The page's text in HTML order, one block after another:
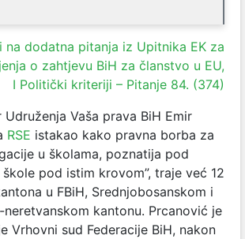
na dodatna pitanja iz Upitnika EK za
o zahtjevu BiH za članstvo u EU,
I Politički kriteriji – Pitanje 84. (374)
Vaša prava BiH Emir
RSE istakao kako pravna borba za
u školama, poznatija pod
pod istim krovom”, traje već 12
u FBiH, Srednjobosanskom i
kantonu. Prcanović je
Vrhovni sud Federacije BiH, nakon